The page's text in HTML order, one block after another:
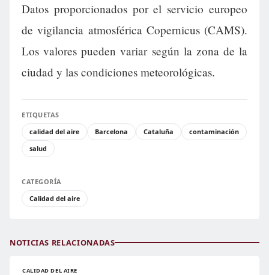
Datos proporcionados por el servicio europeo
de vigilancia atmosférica Copernicus (CAMS).
Los valores pueden variar según la zona de la
ciudad y las condiciones meteorológicas.
ETIQUETAS
calidad del aire
Barcelona Cataluña
contaminación
salud
CATEGORÍA
Calidad del aire
NOTICIAS RELACIONADAS
CALIDAD DEL AIRE